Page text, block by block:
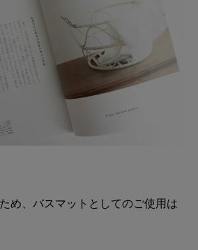
め、バスマットとしてのご使用は